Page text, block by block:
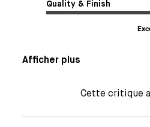
Quality & Finish
Afficher plus
Cette critique